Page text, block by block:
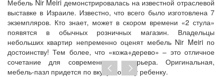
Мебель Nir Meiri демонстрировалась на известной отраслевой
выставке в Израиле. Известно, что всего было изготовлена 7
экземпляров. Кто знает, может в скором времени «2 стула»
появятся в обычных розничных магазин. Владельцы
небольших квартир непременно оценят мебель Nir Meiri по
достоинству! Тем более, что «кожа+дерево» – это отличное
сочетание для современного интерьера. Оригинальная,
мебель-пазл придется по вкусу любому ребенку.